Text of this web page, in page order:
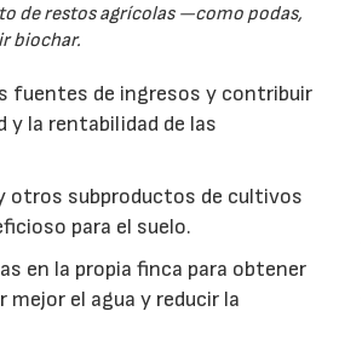
de restos agrícolas —como podas,
biochar.
fuentes de ingresos y contribuir
la rentabilidad de las
otros subproductos de cultivos
para el suelo.
en la propia finca para obtener
el agua y reducir la